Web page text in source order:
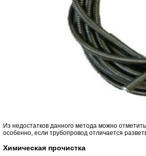
Из недостатков данного метода можно
особенно, если трубопровод отличается
Химическая прочистка